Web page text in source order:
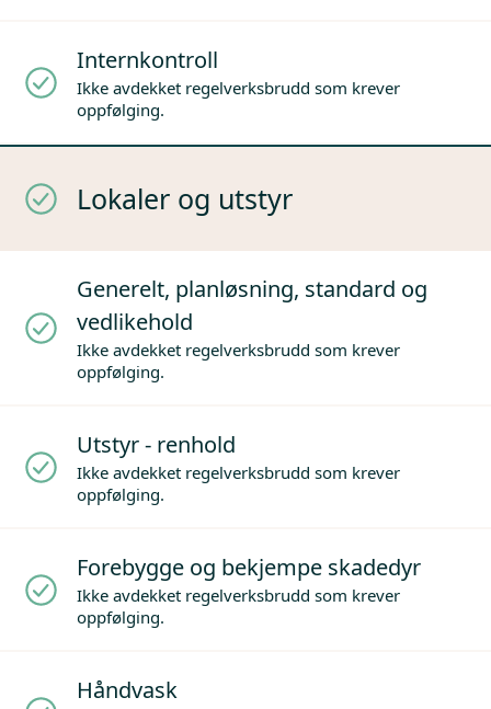
Internkontroll
Ikke avdekket regelverksbrudd som krever
oppfølging.
Lokaler og utstyr
Generelt, planløsning, standard og
vedlikehold
Ikke avdekket regelverksbrudd som krever
oppfølging.
Utstyr - renhold
Ikke avdekket regelverksbrudd som krever
oppfølging.
Forebygge og bekjempe skadedyr
Ikke avdekket regelverksbrudd som krever
oppfølging.
Håndvask